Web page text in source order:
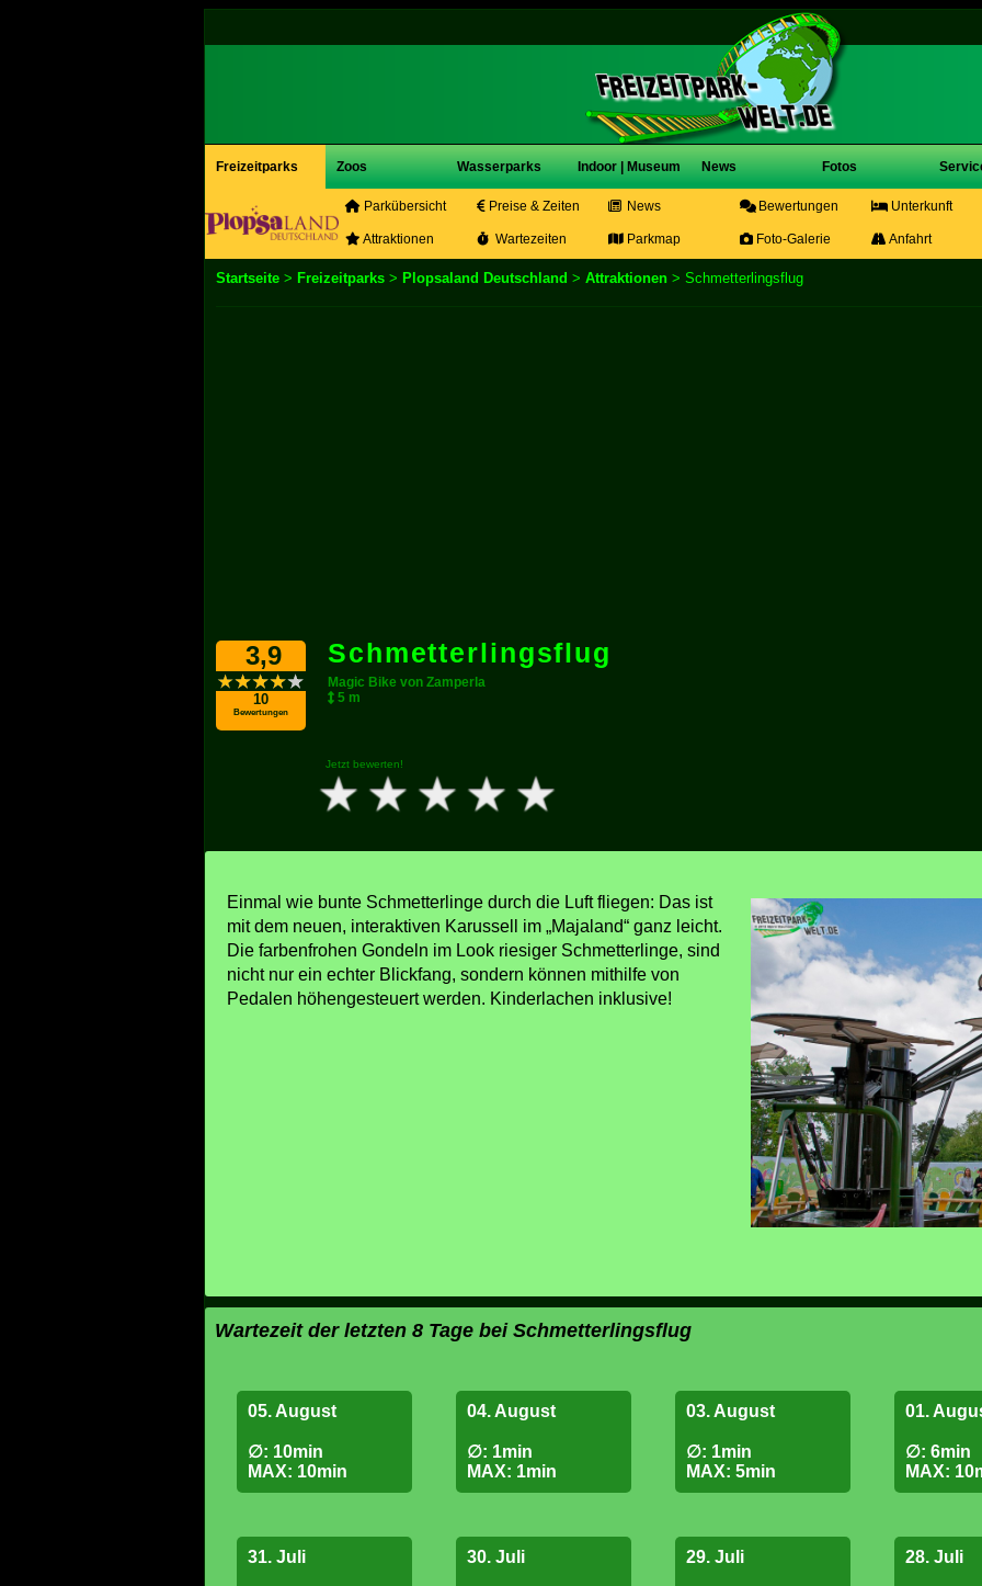
Freizeitparks Zoos Wasserparks Indoor | Museum News Fotos
Parkübersicht Preise & Zeiten News Bewertungen Unterkunft
Attraktionen Wartezeiten Parkmap Foto-Galerie Anfahrt
Startseite > Freizeitparks > Plopsaland Deutschland > Attraktionen > Schmetterlingsflug
3,9
10
Bewertungen
Schmetterlingsflug
Magic Bike von Zamperla
5 m
Jetzt bewerten!
Einmal wie bunte Schmetterlinge durch die Luft fliegen: Das ist
mit dem neuen, interaktiven Karussell im „Majaland“ ganz leicht.
Die farbenfrohen Gondeln im Look riesiger Schmetterlinge, sind
nicht nur ein echter Blickfang, sondern können mithilfe von
Pedalen höhengesteuert werden. Kinderlachen inklusive!
Wartezeit der letzten 8 Tage bei Schmetterlingsflug
05. August
∅: 10min
MAX: 10min
04. August
∅: 1min
MAX: 1min
03. August
∅: 1min
MAX: 5min
01.
∅: 6min
MAX:
31. Juli 30. Juli 29. Juli 28. Juli